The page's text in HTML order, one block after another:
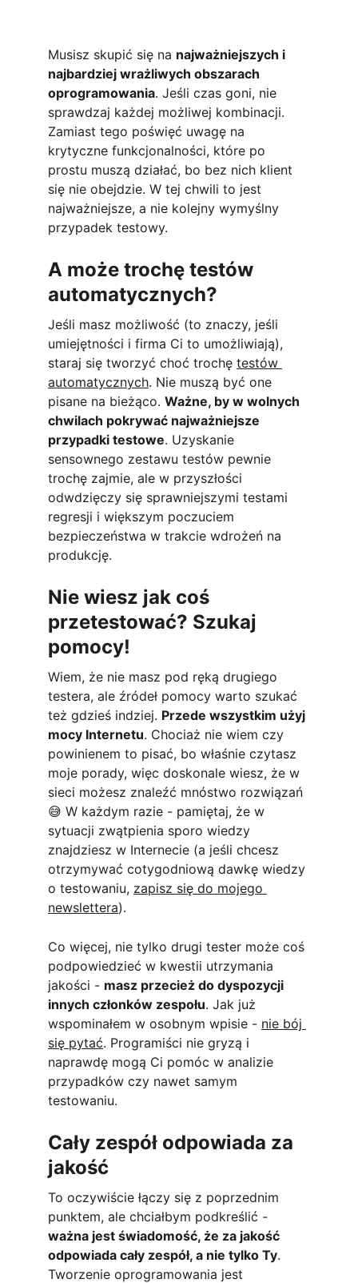
Musisz skupić się na najważniejszych i
najbardziej wrażliwych obszarach
oprogramowania. Jeśli czas goni, nie
sprawdzaj każdej możliwej kombinacji.
Zamiast tego poświęć uwagę na
krytyczne funkcjonalności, które po
prostu muszą działać, bo bez nich klient
się nie obejdzie. W tej chwili to jest
najważniejsze, a nie kolejny wymyślny
przypadek testowy.
A może trochę testów
automatycznych?
Jeśli masz możliwość (to znaczy, jeśli
umiejętności i firma Ci to umożliwiają),
staraj się tworzyć choć trochę testów
automatycznych. Nie muszą być one
pisane na bieżąco. Ważne, by w wolnych
chwilach pokrywać najważniejsze
przypadki testowe. Uzyskanie
sensownego zestawu testów pewnie
trochę zajmie, ale w przyszłości
odwdzięczy się sprawniejszymi testami
regresji i większym poczuciem
bezpieczeństwa w trakcie wdrożeń na
produkcję.
Nie wiesz jak coś
przetestować? Szukaj
pomocy!
Wiem, że nie masz pod ręką drugiego
testera, ale źródeł pomocy warto szukać
też gdzieś indziej. Przede wszystkim użyj
mocy Internetu. Chociaż nie wiem czy
powinienem to pisać, bo właśnie czytasz
moje porady, więc doskonale wiesz, że w
sieci możesz znaleźć mnóstwo rozwiązań
😅 W każdym razie - pamiętaj, że w
sytuacji zwątpienia sporo wiedzy
znajdziesz w Internecie (a jeśli chcesz
otrzymywać cotygodniową dawkę wiedzy
o testowaniu, zapisz się do mojego
newslettera).
Co więcej, nie tylko drugi tester może coś
podpowiedzieć w kwestii utrzymania
jakości - masz przecież do dyspozycji
innych członków zespołu. Jak już
wspominałem w osobnym wpisie - nie bój
się pytać. Programiści nie gryzą i
naprawdę mogą Ci pomóc w analizie
przypadków czy nawet samym
testowaniu.
Cały zespół odpowiada za
jakość
To oczywiście łączy się z poprzednim
punktem, ale chciałbym podkreślić -
ważna jest świadomość, że za jakość
odpowiada cały zespół, a nie tylko Ty.
Tworzenie oprogramowania jest